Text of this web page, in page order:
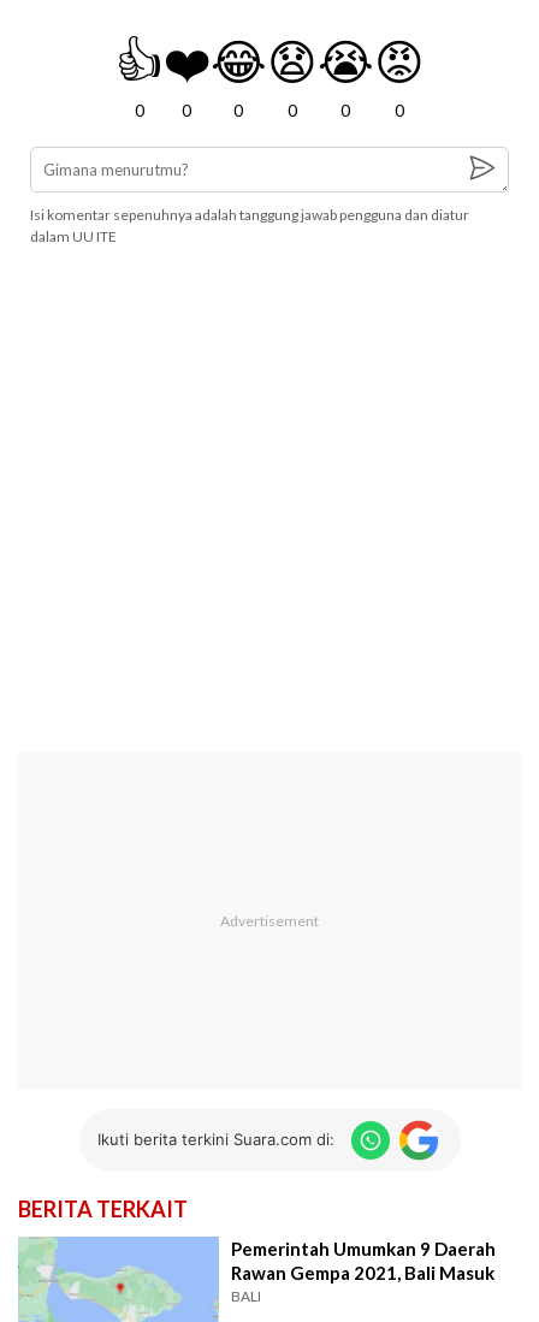
👍
0
❤️
0
😂
0
😧
0
😭
0
😡
0
Isi komentar sepenuhnya adalah tanggung jawab pengguna dan diatur
dalam UU ITE
Ikuti berita terkini Suara.com di:
BERITA TERKAIT
Pemerintah Umumkan 9 Daerah
Rawan Gempa 2021, Bali Masuk
BALI